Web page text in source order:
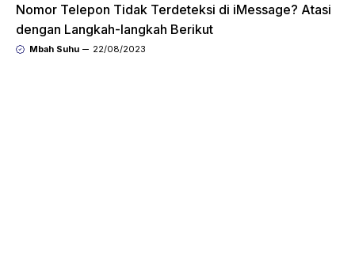
Nomor Telepon Tidak Terdeteksi di iMessage? Atasi
dengan Langkah-langkah Berikut
Mbah Suhu 22/08/2023